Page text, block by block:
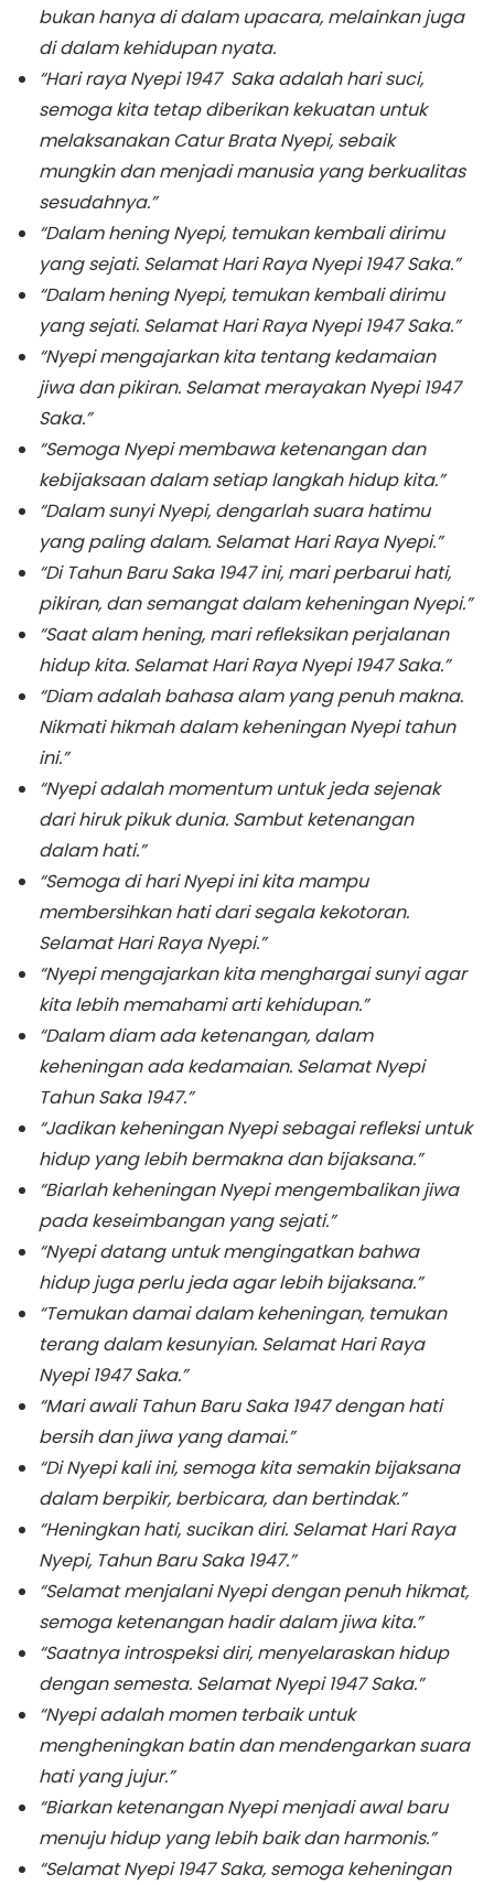
bukan hanya di dalam upacara, melainkan juga
di dalam kehidupan nyata.
“Hari raya Nyepi 1947 Saka adalah hari suci,
semoga kita tetap diberikan kekuatan untuk
melaksanakan Catur Brata Nyepi, sebaik
mungkin dan menjadi manusia yang berkualitas
sesudahnya.”
“Dalam hening Nyepi, temukan kembali dirimu
yang sejati. Selamat Hari Raya Nyepi 1947 Saka.”
“Dalam hening Nyepi, temukan kembali dirimu
yang sejati. Selamat Hari Raya Nyepi 1947 Saka.”
“Nyepi mengajarkan kita tentang kedamaian
jiwa dan pikiran. Selamat merayakan Nyepi 1947
Saka.”
“Semoga Nyepi membawa ketenangan dan
kebijaksaan dalam setiap langkah hidup kita.”
“Dalam sunyi Nyepi, dengarlah suara hatimu
yang paling dalam. Selamat Hari Raya Nyepi.”
“Di Tahun Baru Saka 1947 ini, mari perbarui hati,
pikiran, dan semangat dalam keheningan Nyepi.”
“Saat alam hening, mari refleksikan perjalanan
hidup kita. Selamat Hari Raya Nyepi 1947 Saka.”
“Diam adalah bahasa alam yang penuh makna.
Nikmati hikmah dalam keheningan Nyepi tahun
ini.”
“Nyepi adalah momentum untuk jeda sejenak
dari hiruk pikuk dunia. Sambut ketenangan
dalam hati.”
“Semoga di hari Nyepi ini kita mampu
membersihkan hati dari segala kekotoran.
Selamat Hari Raya Nyepi.”
“Nyepi mengajarkan kita menghargai sunyi agar
kita lebih memahami arti kehidupan.”
“Dalam diam ada ketenangan, dalam
keheningan ada kedamaian. Selamat Nyepi
Tahun Saka 1947.”
“Jadikan keheningan Nyepi sebagai refleksi untuk
hidup yang lebih bermakna dan bijaksana.”
“Biarlah keheningan Nyepi mengembalikan jiwa
pada keseimbangan yang sejati.”
“Nyepi datang untuk mengingatkan bahwa
hidup juga perlu jeda agar lebih bijaksana.”
“Temukan damai dalam keheningan, temukan
terang dalam kesunyian. Selamat Hari Raya
Nyepi 1947 Saka.”
“Mari awali Tahun Baru Saka 1947 dengan hati
bersih dan jiwa yang damai.”
“Di Nyepi kali ini, semoga kita semakin bijaksana
dalam berpikir, berbicara, dan bertindak.”
“Heningkan hati, sucikan diri. Selamat Hari Raya
Nyepi, Tahun Baru Saka 1947.”
“Selamat menjalani Nyepi dengan penuh hikmat,
semoga ketenangan hadir dalam jiwa kita.”
“Saatnya introspeksi diri, menyelaraskan hidup
dengan semesta. Selamat Nyepi 1947 Saka.”
“Nyepi adalah momen terbaik untuk
mengheningkan batin dan mendengarkan suara
hati yang jujur.”
“Biarkan ketenangan Nyepi menjadi awal baru
menuju hidup yang lebih baik dan harmonis.”
“Selamat Nyepi 1947 Saka, semoga keheningan